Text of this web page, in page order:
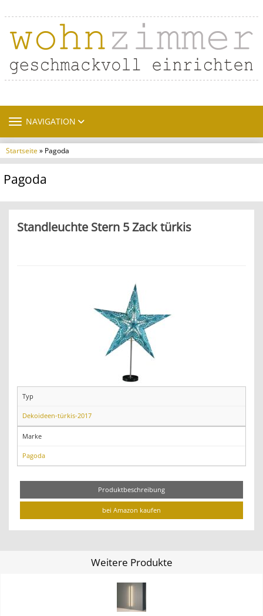
TOGGLE NAVIGATION
NAVIGATION
Startseite» Pagoda
Pagoda
Standleuchte Stern 5 Zack türkis
Typ
Dekoideen-türkis-2017
Marke
Pagoda
Produktbeschreibung
bei Amazon kaufen
Weitere Produkte